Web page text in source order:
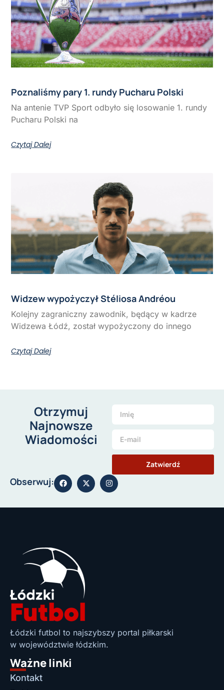
Poznaliśmy pary 1. rundy Pucharu Polski
Na antenie TVP Sport odbyło się losowanie 1. rundy
Pucharu Polski na
Czytaj Dalej
Widzew wypożyczył Stéliosa Andréou
Kolejny zagraniczny zawodnik, będący w kadrze
Widzewa Łódź, został wypożyczony do innego
Czytaj Dalej
Otrzymuj
Najnowsze
Wiadomości
Zatwierdź
Obserwuj:
Łódzki futbol to najszybszy portal piłkarski
w województwie łódzkim.
Ważne linki
Kontakt